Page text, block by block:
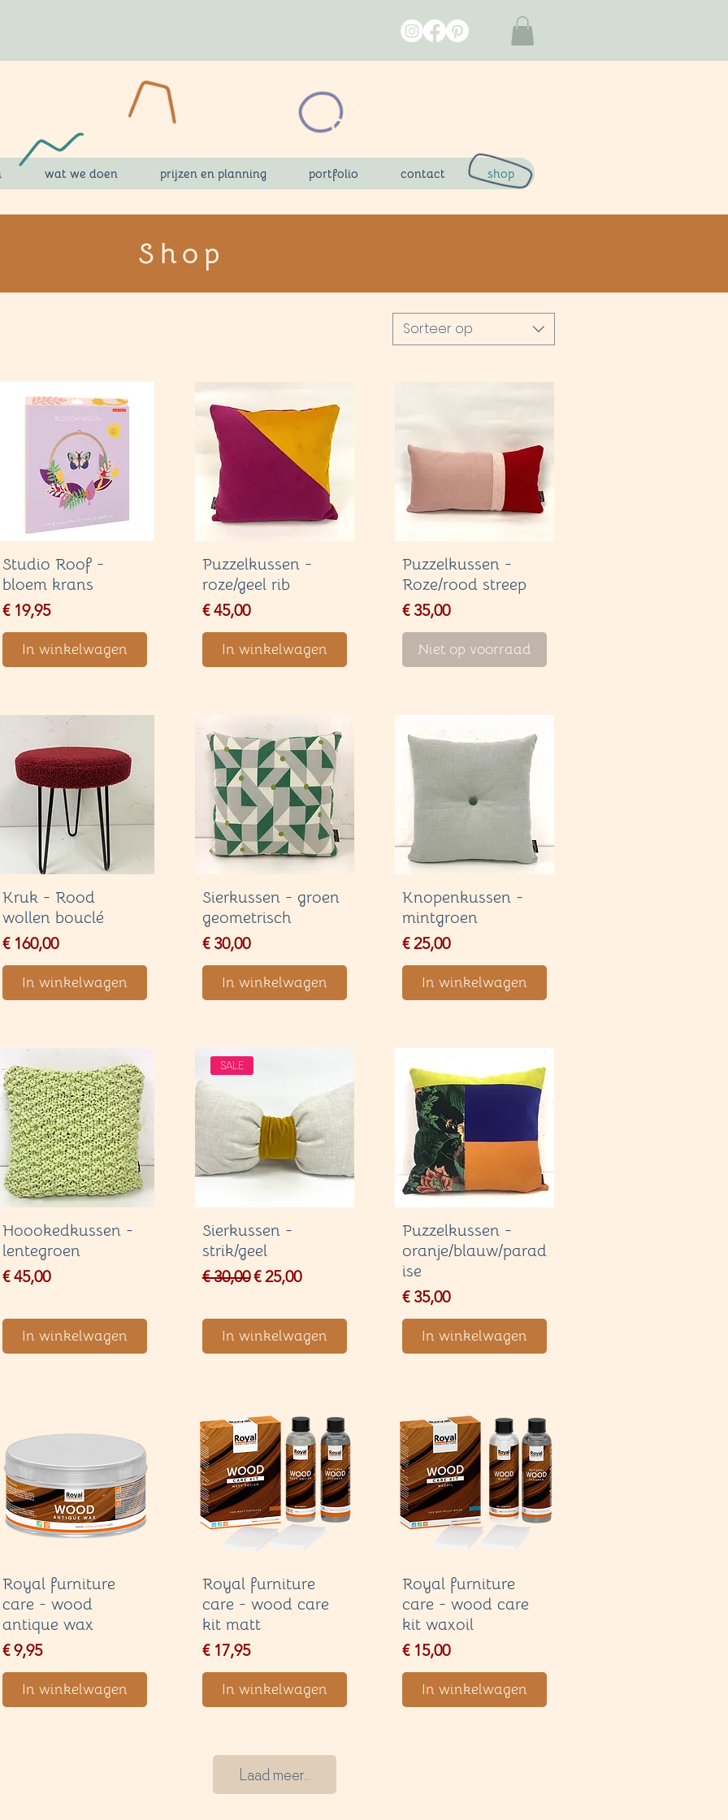
wat we doen prijzen en planning portfolio contact shop
Shop
Sorteer op
Studio Roof -
bloem krans
Price
€ 19,95
In winkelwagen
Puzzelkussen -
roze/geel rib
Price
€ 45,00
In winkelwagen
Puzzelkussen -
Roze/rood streep
Price
€ 35,00
Niet op voorraad
Kruk - Rood
wollen bouclé
Price
€ 160,00
In winkelwagen
Sierkussen - groen
geometrisch
Price
€ 30,00
In winkelwagen
Knopenkussen -
mintgroen
Price
€ 25,00
In winkelwagen
Hoookedkussen -
lentegroen
Price
€ 45,00
In winkelwagen
SALE
Sierkussen -
strik/geel
Regular Price
€ 30,00Sale Price
€ 25,00
In winkelwagen
Puzzelkussen -
oranje/blauw/parad
ise
Price
€ 35,00
In winkelwagen
Royal furniture
care - wood
antique wax
Price
€ 9,95
In winkelwagen
Royal furniture
care - wood care
kit matt
Price
€ 17,95
In winkelwagen
Royal furniture
care - wood care
kit waxoil
Price
€ 15,00
In winkelwagen
Laad meer...